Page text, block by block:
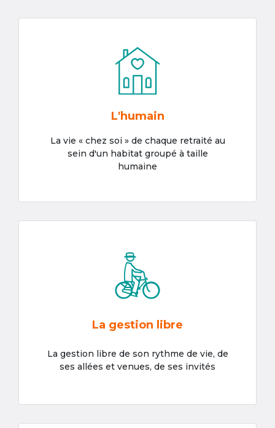
L'humain
La vie « chez soi » de chaque retraité au
sein d'un habitat groupé à taille
humaine
La gestion libre
La gestion libre de son rythme de vie, de
ses allées et venues, de ses invités